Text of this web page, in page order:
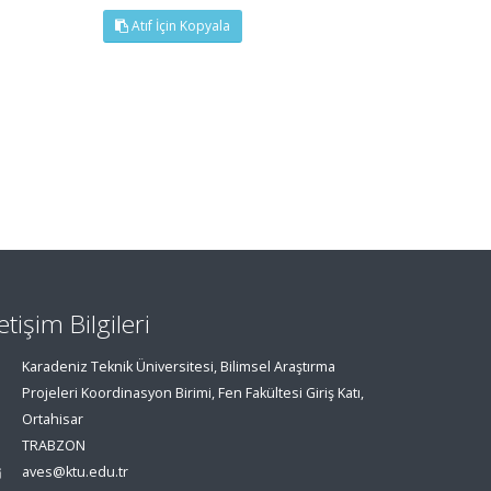
Atıf İçin Kopyala
Bilgileri
Karadeniz Teknik Üniversitesi, Bilimsel Araştırma
Projeleri Koordinasyon Birimi, Fen Fakültesi Giriş Katı,
Ortahisar
TRABZON
aves@ktu.edu.tr